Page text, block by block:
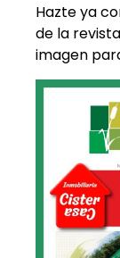
Hazte ya
de la
imagen